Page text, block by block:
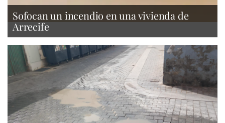
Sofocan un incendio en una vivienda de
Arrecife